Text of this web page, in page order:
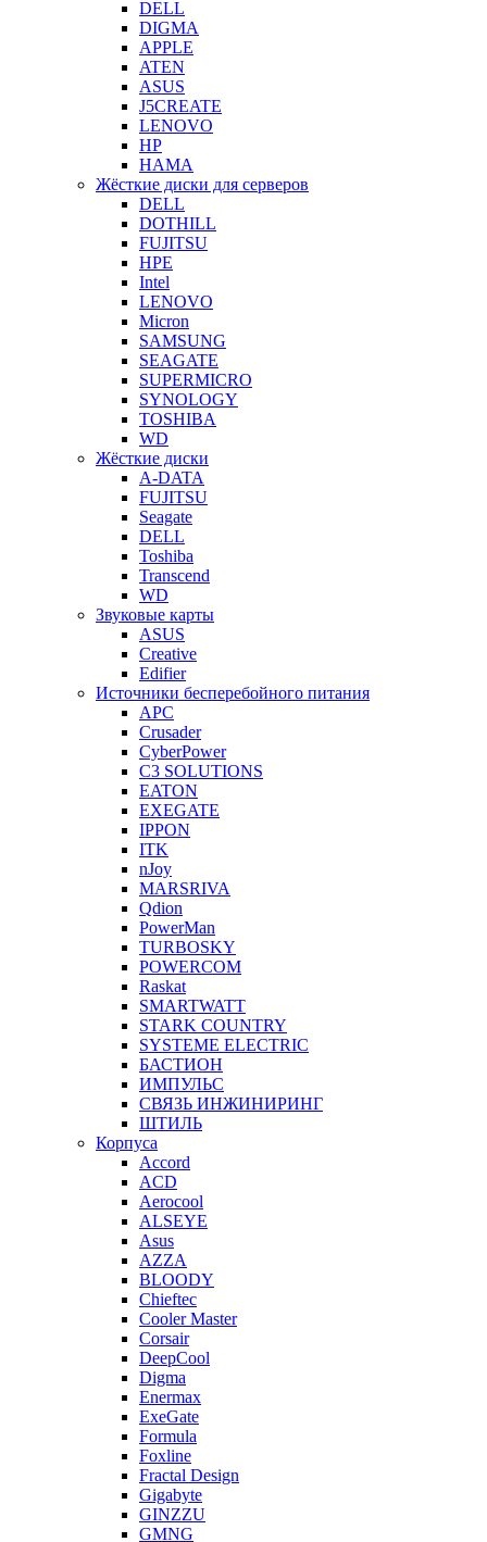
DELL
DIGMA
APPLE
ATEN
ASUS
J5CREATE
LENOVO
HP
HAMA
Жёсткие диски для серверов
DELL
DOTHILL
FUJITSU
HPE
Intel
LENOVO
Micron
SAMSUNG
SEAGATE
SUPERMICRO
SYNOLOGY
TOSHIBA
WD
Жёсткие диски
A-DATA
FUJITSU
Seagate
DELL
Toshiba
Transcend
WD
Звуковые карты
ASUS
Creative
Edifier
Источники бесперебойного питания
APC
Crusader
CyberPower
C3 SOLUTIONS
EATON
EXEGATE
IPPON
ITK
nJoy
MARSRIVA
Qdion
PowerMan
TURBOSKY
POWERCOM
Raskat
SMARTWATT
STARK COUNTRY
SYSTEME ELECTRIC
БАСТИОН
ИМПУЛЬС
СВЯЗЬ ИНЖИНИРИНГ
ШТИЛЬ
Корпуса
Accord
ACD
Aerocool
ALSEYE
Asus
AZZA
BLOODY
Chieftec
Cooler Master
Corsair
DeepCool
Digma
Enermax
ExeGate
Formula
Foxline
Fractal Design
Gigabyte
GINZZU
GMNG